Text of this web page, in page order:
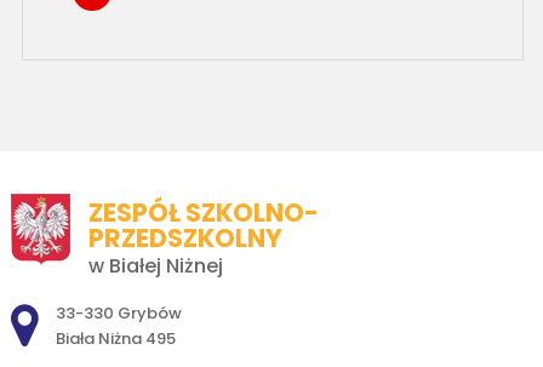
ZESPÓŁ SZKOLNO-
PRZEDSZKOLNY
w Białej Niżnej
Adres pocztowy:
33-330 Grybów
Biała Niżna 495